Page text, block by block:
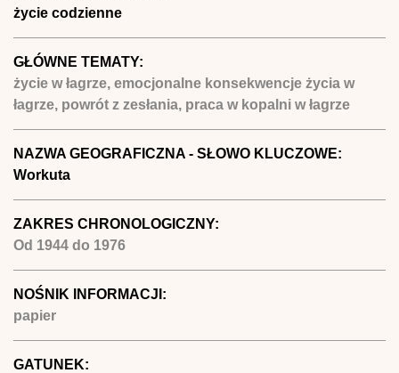
życie codzienne
GŁÓWNE TEMATY:
życie w łagrze, emocjonalne konsekwencje życia w
łagrze, powrót z zesłania, praca w kopalni w łagrze
NAZWA GEOGRAFICZNA - SŁOWO KLUCZOWE:
Workuta
ZAKRES CHRONOLOGICZNY:
Od 1944 do 1976
NOŚNIK INFORMACJI:
papier
GATUNEK: